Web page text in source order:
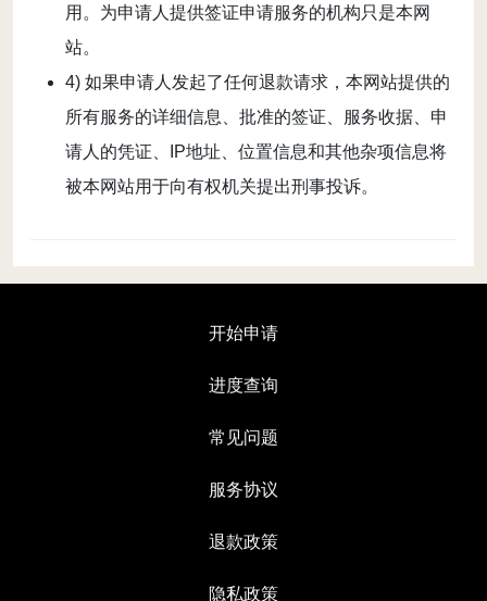
用。为申请人提供签证申请服务的机构只是本网
站。
4) 如果申请人发起了任何退款请求，本网站提供的
所有服务的详细信息、批准的签证、服务收据、申
请人的凭证、IP地址、位置信息和其他杂项信息将
被本网站用于向有权机关提出刑事投诉。
开始申请
进度查询
常见问题
服务协议
退款政策
隐私政策